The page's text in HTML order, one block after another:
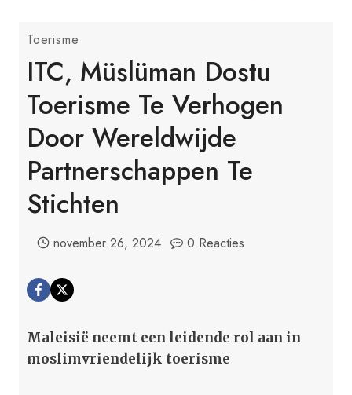
Toerisme
ITC, Müslüman Dostu
Toerisme Te Verhogen
Door Wereldwijde
Partnerschappen Te
Stichten
november 26, 2024 0 Reacties
Maleisië neemt een leidende rol aan in
moslimvriendelijk toerisme